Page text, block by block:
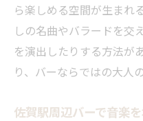
ら楽しめる空間が生まれ
しの名曲やバラードを交
を演出したりする方法が
り、バーならではの大人
佐賀駅周辺バーで音楽